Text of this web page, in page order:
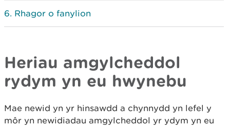
Rhagor o fanylion
Heriau amgylcheddol
rydym yn eu hwynebu
Mae newid yn yr hinsawdd a chynnydd yn lefel y
môr yn newidiadau amgylcheddol yr ydym yn eu